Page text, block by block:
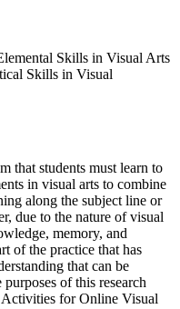
Skills in Visual Arts
Skills in Visual
that students must learn to
in visual arts to combine
along the subject line or
due to the nature of visual
memory, and
of the practice that has
that can be
of this research
for Online Visual